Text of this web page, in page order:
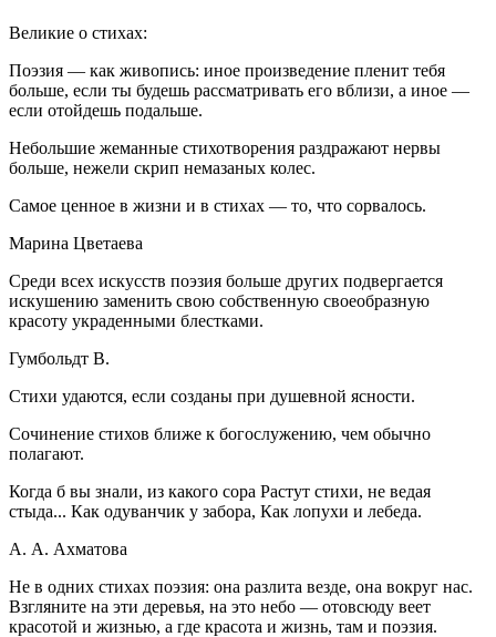
Великие о стихах:
Поэзия — как живопись: иное произведение пленит тебя
больше, если ты будешь рассматривать его вблизи, а иное —
если отойдешь подальше.
Небольшие жеманные стихотворения раздражают нервы
больше, нежели скрип немазаных колес.
Самое ценное в жизни и в стихах — то, что сорвалось.
Марина Цветаева
Среди всех искусств поэзия больше других подвергается
искушению заменить свою собственную своеобразную
красоту украденными блестками.
Гумбольдт В.
Стихи удаются, если созданы при душевной ясности.
Сочинение стихов ближе к богослужению, чем обычно
полагают.
Когда б вы знали, из какого сора Растут стихи, не ведая
стыда... Как одуванчик у забора, Как лопухи и лебеда.
А. А. Ахматова
Не в одних стихах поэзия: она разлита везде, она вокруг нас.
Взгляните на эти деревья, на это небо — отовсюду веет
красотой и жизнью, а где красота и жизнь, там и поэзия.